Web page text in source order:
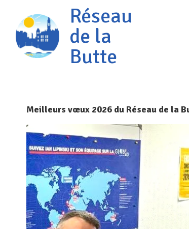
Réseau
de la
Butte
Meilleurs vœux 2026 du Réseau de la